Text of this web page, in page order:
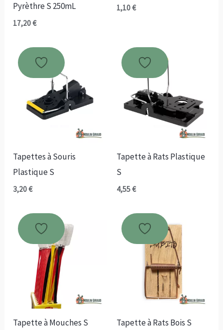
Pyrèthre S 250mL
17,20€
1,10€
Tapettes à Souris
Plastique S
3,20€
Tapette à Rats Plastique
S
4,55€
Tapette à Mouches S Tapette à Rats Bois S